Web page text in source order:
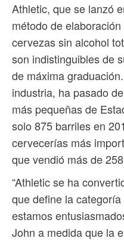
Athletic, que se lanzó
método de
cervezas sin alcohol
son indistinguibles de
de máxima
industria, ha pasado
más pequeñas de
solo 875 barriles en
cervecerías más
que vendió más de
“Athletic se ha
que define la
estamos
John a medida que la